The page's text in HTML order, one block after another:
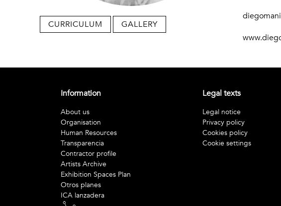
CURRICULUM GALLERY
www.
Information
About us
Organisation
Human Resources
Transparencia
Contractor profile
Artists Archive
Exhibition Spaces Plan
Otros planes
ICA lanzadera
Legal texts
Legal notice
Privacy policy
Cookies policy
Cookie settings